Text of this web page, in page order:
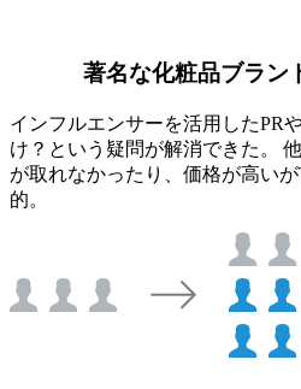
著名な化粧品ブラン
インフルエンサーを活用したPR
け？という疑問が解消できた。
が取れなかったり、価格が高い
的。